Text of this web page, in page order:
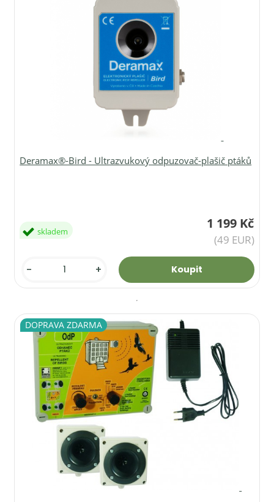
Deramax®-Bird - Ultrazvukový odpuzovač-plašič ptáků
1 199 Kč
(49 EUR)
skladem
- +
DOPRAVA ZDARMA